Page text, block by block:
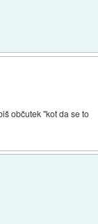
občutek "kot da se to